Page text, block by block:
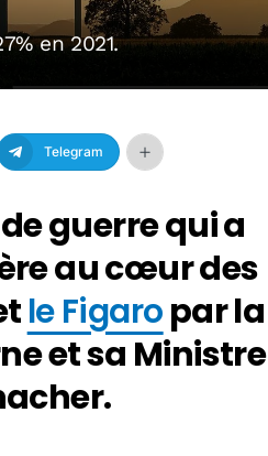
en 2021.
Telegram
guerre qui a
au cœur des
le Figaropar la
et sa Ministre